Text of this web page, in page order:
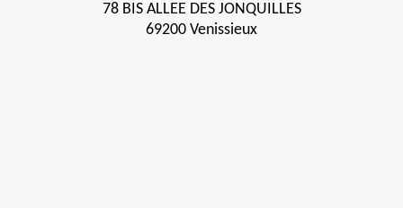
78 BIS ALLEE DES JONQUILLES
69200 Venissieux